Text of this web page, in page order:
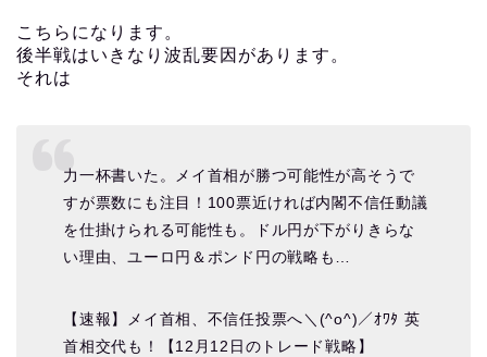
こちらになります。
後半戦はいきなり波乱要因があります。
それは
力一杯書いた。メイ首相が勝つ可能性が高そうで
すが票数にも注目！100票近ければ内閣不信任動議
を仕掛けられる可能性も。ドル円が下がりきらな
い理由、ユーロ円＆ポンド円の戦略も…
【速報】メイ首相、不信任投票へ＼(^o^)／ｵﾜﾀ 英
首相交代も！【12月12日のトレード戦略】